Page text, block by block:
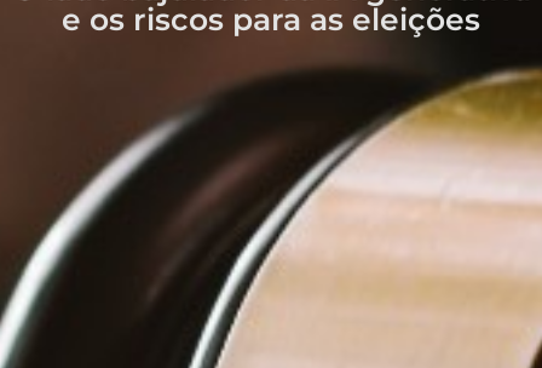
e os riscos para as eleições